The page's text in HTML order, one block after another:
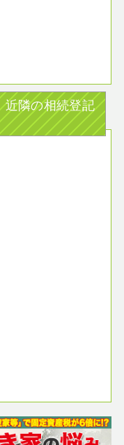
近隣の相続登記